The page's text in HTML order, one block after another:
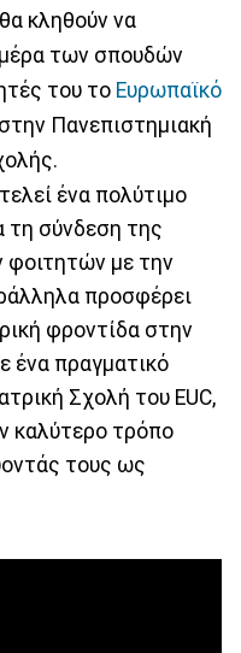
κληθούν να
των σπουδών
του το Ευρωπαϊκό
Πανεπιστημιακή
ένα πολύτιμο
τη σύνδεση της
φοιτητών με την
προσφέρει
φροντίδα στην
ένα πραγματικό
Σχολή του EUC,
καλύτερο τρόπο
τους ως